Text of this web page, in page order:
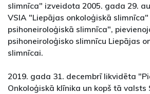
slimnīca" izveidota 2005. gada 29.
VSIA "Liepājas onkoloģiskā slimnīca"
psihoneiroloģiskā slimnīca",
psihoneiroloģisko slimnīcu Liepājas
slimnīcai.
2019. gada 31. decembrī likvidēta
Onkoloģiskā klīnika un kopš tā valsts